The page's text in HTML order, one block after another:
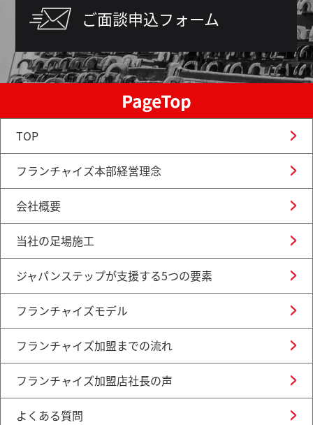
ご面談申込フォーム
TOP
フランチャイズ本部経営理念
会社概要
当社の足場施工
ジャパンステップが支援する5つの要素
フランチャイズモデル
フランチャイズ加盟までの流れ
フランチャイズ加盟店社長の声
よくある質問